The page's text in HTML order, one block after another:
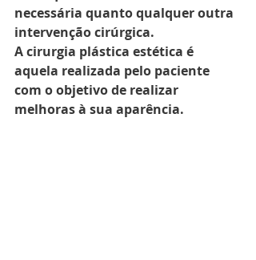
necessária quanto qualquer outra
intervenção cirúrgica.
A cirurgia plástica estética é
aquela realizada pelo paciente
com o objetivo de realizar
melhoras à sua aparência.